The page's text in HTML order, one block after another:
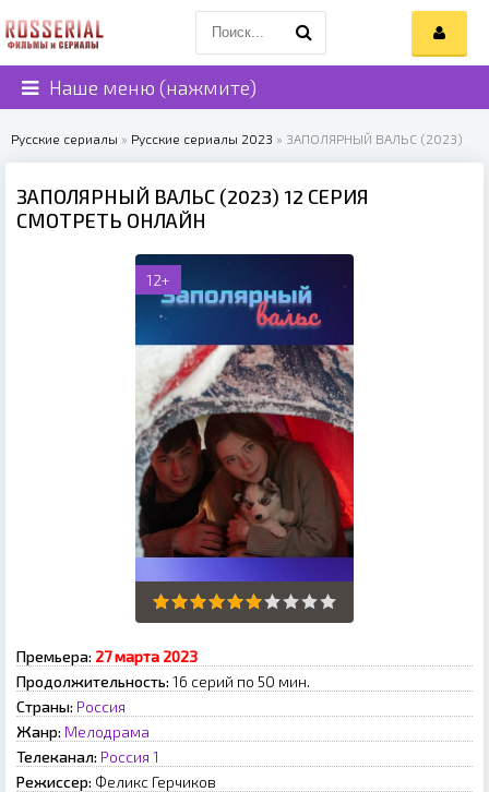
Наше меню (нажмите)
Русские сериалы » Русские сериалы 2023 » ЗАПОЛЯРНЫЙ ВАЛЬС (2023)
ЗАПОЛЯРНЫЙ ВАЛЬС (2023) 12 СЕРИЯ
СМОТРЕТЬ ОНЛАЙН
12+
Премьера: 27 марта 2023
Продолжительность: 16 серий по 50 мин.
Страны: Россия
Жанр: Мелодрама
Телеканал: Россия 1
Режиссер: Феликс Герчиков